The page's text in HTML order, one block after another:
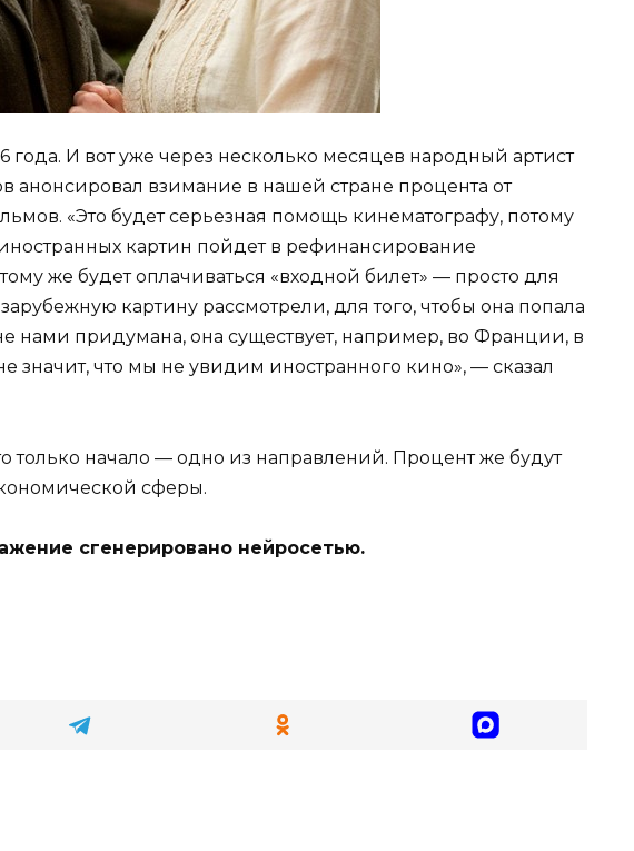
года. И вот уже через несколько месяцев народный артист
анонсировал взимание в нашей стране процента от
«Это будет серьезная помощь кинематографу, потому
картин пойдет в рефинансирование
же будет оплачиваться «входной билет» — просто для
картину рассмотрели, для того, чтобы она попала
нами придумана, она существует, например, во Франции, в
значит, что мы не увидим иностранного кино», — сказал
только начало — одно из направлений. Процент же будут
сферы.
сгенерировано нейросетью.